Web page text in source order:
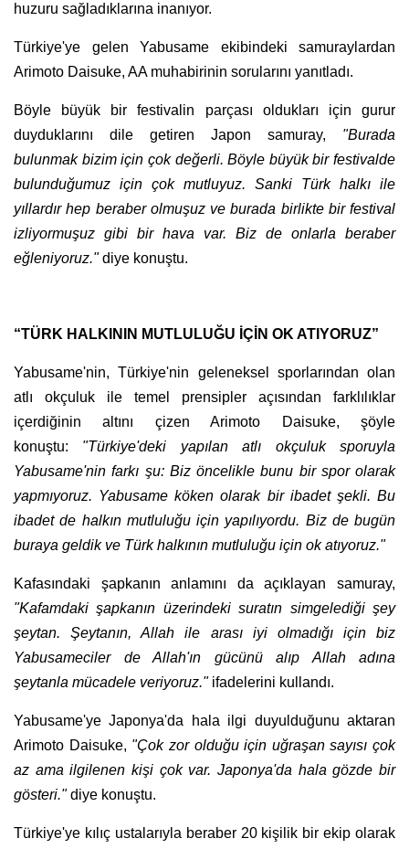
huzuru sağladıklarına inanıyor.
Türkiye'ye gelen Yabusame ekibindeki samuraylardan
Arimoto Daisuke, AA muhabirinin sorularını yanıtladı.
Böyle büyük bir festivalin parçası oldukları için gurur
duyduklarını dile getiren Japon samuray, "Burada
bulunmak bizim için çok değerli. Böyle büyük bir festivalde
bulunduğumuz için çok mutluyuz. Sanki Türk halkı ile
yıllardır hep beraber olmuşuz ve burada birlikte bir festival
izliyormuşuz gibi bir hava var. Biz de onlarla beraber
eğleniyoruz."diye konuştu.
“TÜRK HALKININ MUTLULUĞU İÇİN OK ATIYORUZ”
Yabusame'nin, Türkiye'nin geleneksel sporlarından olan
atlı okçuluk ile temel prensipler açısından farklılıklar
içerdiğinin altını çizen Arimoto Daisuke, şöyle
konuştu: "Türkiye'deki yapılan atlı okçuluk sporuyla
Yabusame'nin farkı şu: Biz öncelikle bunu bir spor olarak
yapmıyoruz. Yabusame köken olarak bir ibadet şekli. Bu
ibadet de halkın mutluluğu için yapılıyordu. Biz de bugün
buraya geldik ve Türk halkının mutluluğu için ok atıyoruz."
Kafasındaki şapkanın anlamını da açıklayan samuray,
"Kafamdaki şapkanın üzerindeki suratın simgelediği şey
şeytan. Şeytanın, Allah ile arası iyi olmadığı için biz
Yabusameciler de Allah'ın gücünü alıp Allah adına
şeytanla mücadele veriyoruz."ifadelerini kullandı.
Yabusame'ye Japonya'da hala ilgi duyulduğunu aktaran
Arimoto Daisuke, "Çok zor olduğu için uğraşan sayısı çok
az ama ilgilenen kişi çok var. Japonya'da hala gözde bir
gösteri."diye konuştu.
Türkiye'ye kılıç ustalarıyla beraber 20 kişilik bir ekip olarak